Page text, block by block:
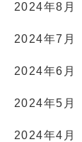
2024年8月
2024年7月
2024年6月
2024年5月
2024年4月